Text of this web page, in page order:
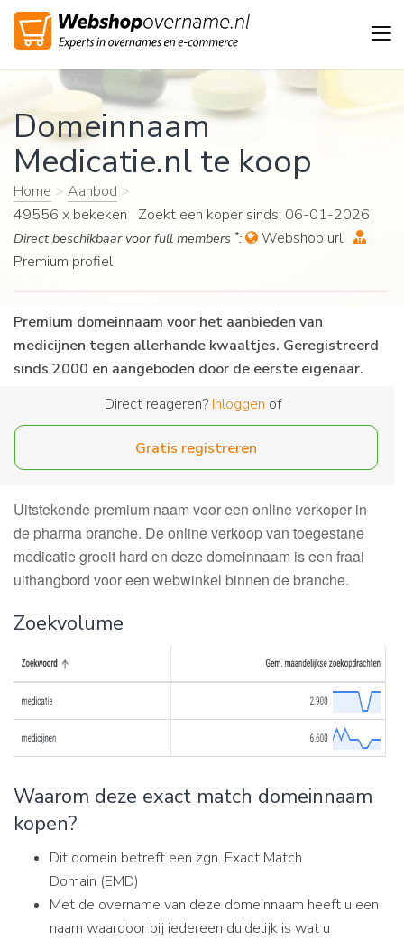
Domeinnaam
Medicatie.nl te koop
Home > Aanbod >
49556 x bekeken Zoekt een koper sinds: 06-01-2026
Direct beschikbaar voor full members *:
Webshop url
Premium profiel
Premium domeinnaam voor het aanbieden van
medicijnen tegen allerhande kwaaltjes. Geregistreerd
sinds 2000 en aangeboden door de eerste eigenaar.
Direct reageren? Inloggen of
Gratis registreren
Uitstekende premium naam voor een online verkoper in
de pharma branche. De online verkoop van toegestane
medicatie groeit hard en deze domeinnaam is een fraai
uithangbord voor een webwinkel binnen de branche.
Zoekvolume
Waarom deze exact match domeinnaam
kopen?
Dit domein betreft een zgn. Exact Match
Domain (EMD)
Met de overname van deze domeinnaam heeft u een
naam waardoor bij iedereen duidelijk is wat u